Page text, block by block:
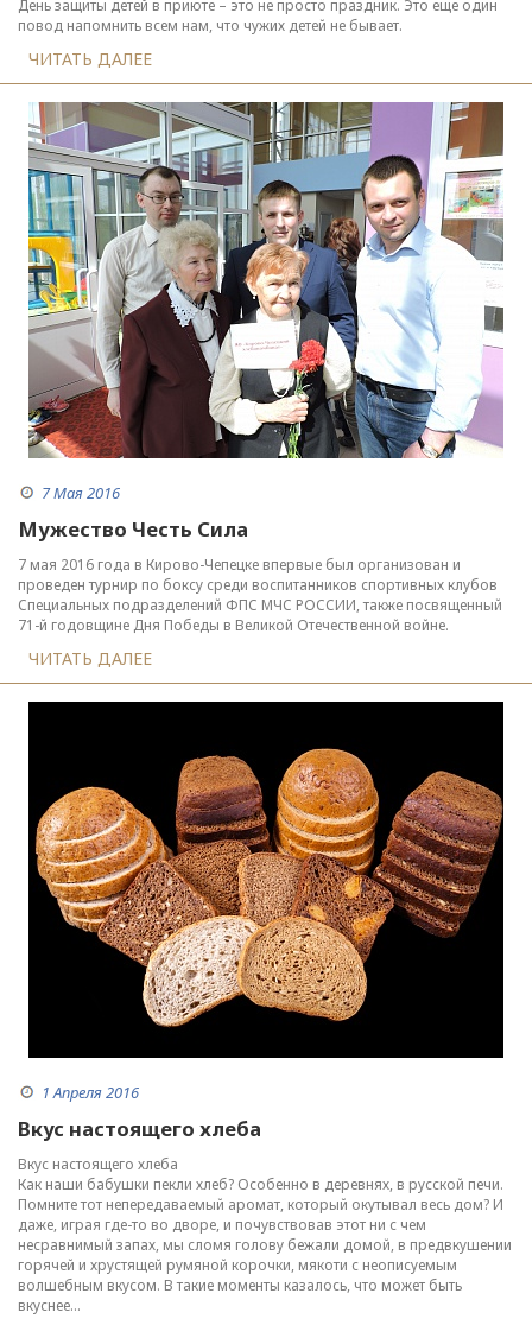
День защиты детей в приюте – это не просто праздник. Это еще один
повод напомнить всем нам, что чужих детей не бывает.
ЧИТАТЬ ДАЛЕЕ
7 Мая 2016
Мужество Честь Сила
7 мая 2016 года в Кирово-Чепецке впервые был организован и
проведен турнир по боксу среди воспитанников спортивных клубов
Специальных подразделений ФПС МЧС РОССИИ, также посвященный
71-й годовщине Дня Победы в Великой Отечественной войне.
ЧИТАТЬ ДАЛЕЕ
1 Апреля 2016
Вкус настоящего хлеба
Вкус настоящего хлеба
Как наши бабушки пекли хлеб? Особенно в деревнях, в русской печи.
Помните тот непередаваемый аромат, который окутывал весь дом? И
даже, играя где-то во дворе, и почувствовав этот ни с чем
несравнимый запах, мы сломя голову бежали домой, в предвкушении
горячей и хрустящей румяной корочки, мякоти с неописуемым
волшебным вкусом. В такие моменты казалось, что может быть
вкуснее...